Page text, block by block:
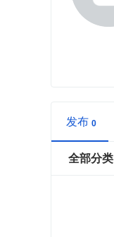
发布
全部分类